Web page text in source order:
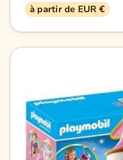
à partir de EUR €